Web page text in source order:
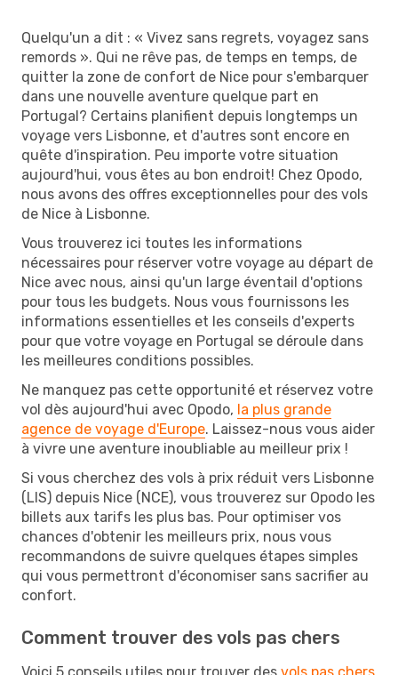
Quelqu'un a dit : « Vivez sans regrets, voyagez sans
remords ». Qui ne rêve pas, de temps en temps, de
quitter la zone de confort de Nice pour s'embarquer
dans une nouvelle aventure quelque part en
Portugal? Certains planifient depuis longtemps un
voyage vers Lisbonne, et d'autres sont encore en
quête d'inspiration. Peu importe votre situation
aujourd'hui, vous êtes au bon endroit! Chez Opodo,
nous avons des offres exceptionnelles pour des vols
de Nice à Lisbonne.
Vous trouverez ici toutes les informations
nécessaires pour réserver votre voyage au départ de
Nice avec nous, ainsi qu'un large éventail d'options
pour tous les budgets. Nous vous fournissons les
informations essentielles et les conseils d'experts
pour que votre voyage en Portugal se déroule dans
les meilleures conditions possibles.
Ne manquez pas cette opportunité et réservez votre
vol dès aujourd'hui avec Opodo, la plus grande
agence de voyage d'Europe. Laissez-nous vous aider
à vivre une aventure inoubliable au meilleur prix !
Si vous cherchez des vols à prix réduit vers Lisbonne
(LIS) depuis Nice (NCE), vous trouverez sur Opodo les
billets aux tarifs les plus bas. Pour optimiser vos
chances d'obtenir les meilleurs prix, nous vous
recommandons de suivre quelques étapes simples
qui vous permettront d'économiser sans sacrifier au
confort.
Comment trouver des vols pas chers